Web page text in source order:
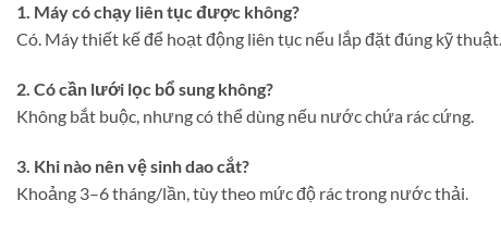
1. Máy có chạy liên tục được không?
Có. Máy thiết kế để hoạt động liên tục nếu lắp đặt đúng kỹ thuật.
2. Có cần lưới lọc bổ sung không?
Không bắt buộc, nhưng có thể dùng nếu nước chứa rác cứng.
3. Khi nào nên vệ sinh dao cắt?
Khoảng 3–6 tháng/lần, tùy theo mức độ rác trong nước thải.